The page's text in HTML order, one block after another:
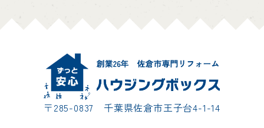
〒285-0837 千葉県佐倉市王子台4-1-14